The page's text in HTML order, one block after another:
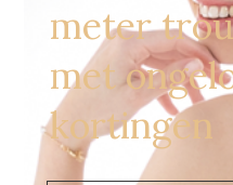
meter
met
kortingen